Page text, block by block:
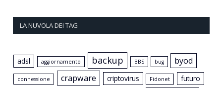
LA NUVOLA DEI TAG
adsl aggiornamento backup BBS bug byod
connessione crapware criptovirus Fidonet futuro